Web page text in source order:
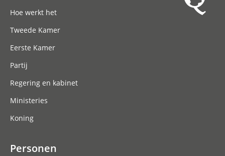
Hoe werkt het
Tweede Kamer
Eerste Kamer
Partij
Regering en kabinet
Ministeries
Koning
Personen